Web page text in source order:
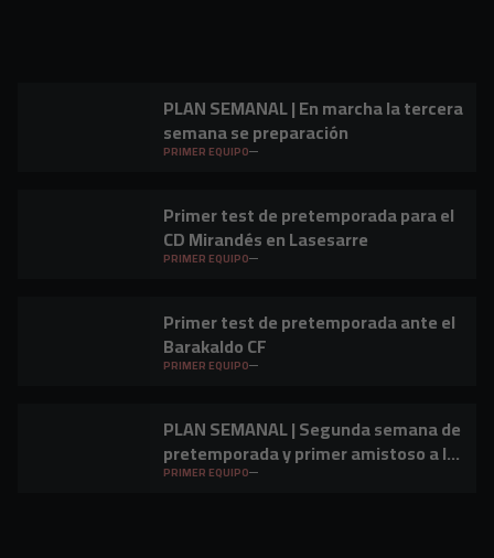
PLAN SEMANAL | En marcha la tercera
semana se preparación
PRIMER EQUIPO
Primer test de pretemporada para el
CD Mirandés en Lasesarre
PRIMER EQUIPO
Primer test de pretemporada ante el
Barakaldo CF
PRIMER EQUIPO
PLAN SEMANAL | Segunda semana de
pretemporada y primer amistoso a la
vista
PRIMER EQUIPO